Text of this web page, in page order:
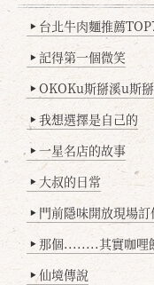
▶ 台北牛肉麵推薦TOP7
▶ 記得第一個微笑
▶ OKOKu斯掰溪u斯
▶ 我想選擇是自己的
▶ 一星名店的故事
▶ 大叔的日常
▶ 門前隱味開放現場訂
▶ 那個........其實咖哩
▶ 仙境傳說